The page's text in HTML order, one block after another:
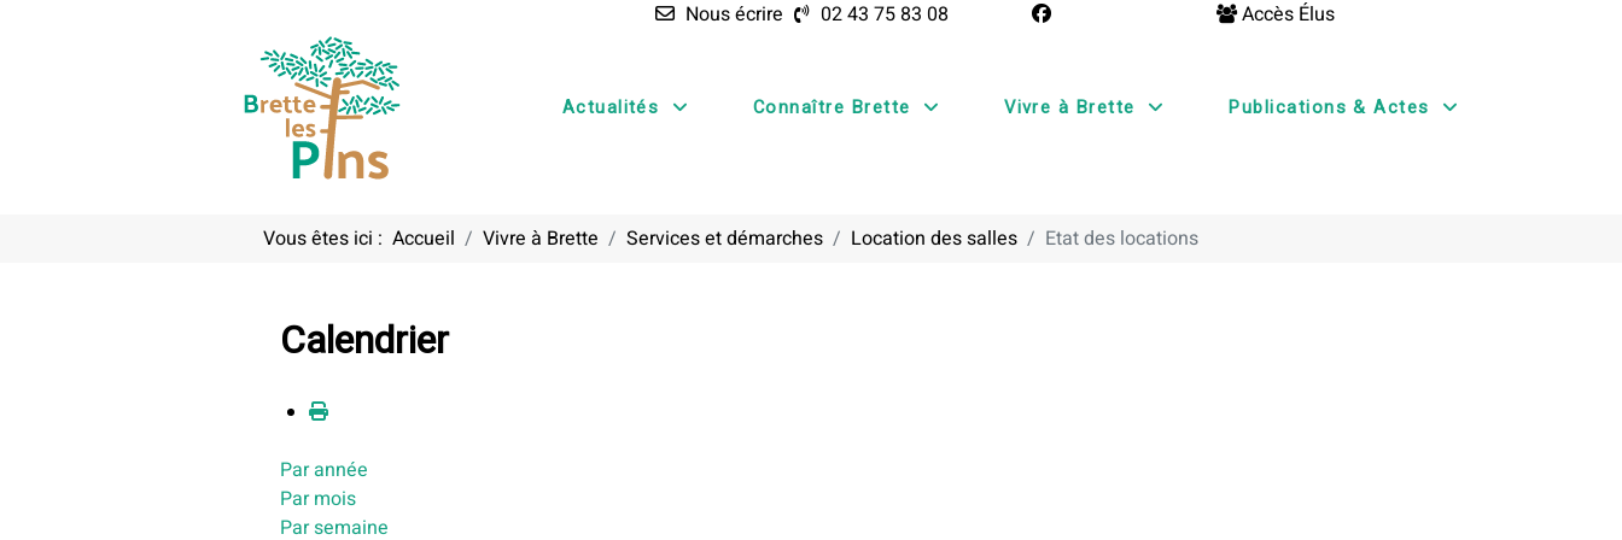
Nous écrire 02 43 75 83 08 Accès Élus
Actualités Connaître Brette Vivre à Brette Publications & Actes
Vous êtes ici : Accueil Vivre à Brette Services et démarches Location des salles Etat des locations
Calendrier
Par année
Par mois
Par semaine